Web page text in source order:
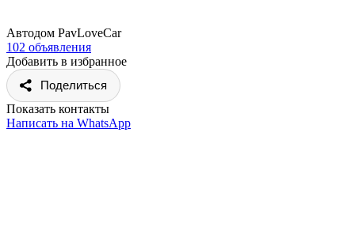
Автодом PavLoveCar
102 объявления
Добавить в избранное
Поделиться
Показать контакты
Написать на WhatsApp